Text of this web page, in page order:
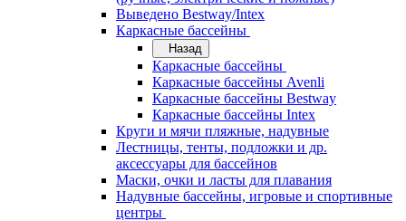
Выведено Bestway/Intex
Каркасные бассейны
Назад
Каркасные бассейны
Каркасные бассейны Avenli
Каркасные бассейны Bestway
Каркасные бассейны Intex
Круги и мячи пляжные, надувные
Лестницы, тенты, подложки и др.
аксессуары для бассейнов
Маски, очки и ласты для плавания
Надувные бассейны, игровые и спортивные
центры